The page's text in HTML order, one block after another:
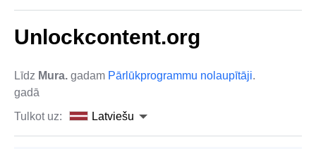
Unlockcontent.org
Līdz Mura. gadam Pārlūkprogrammu nolaupītāji.
gadā
Tulkot uz:
Latviešu